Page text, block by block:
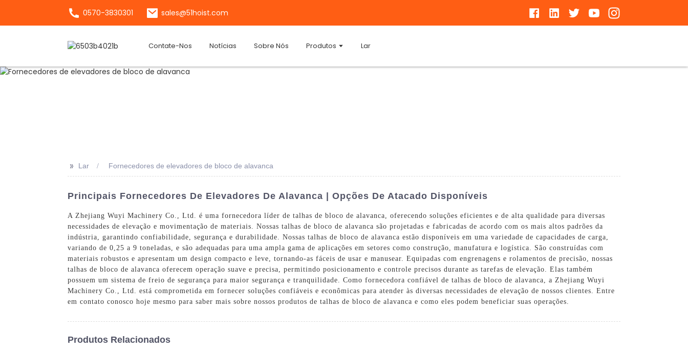
0570-3830301 sales@51hoist.com
Contate-Nos Notícias Sobre Nós Produtos Lar
>> Lar Fornecedores de elevadores de bloco de alavanca
Principais Fornecedores De Elevadores De Alavanca | Opções De Atacado Disponíveis
A Zhejiang Wuyi Machinery Co., Ltd. é uma fornecedora líder de talhas de bloco de alavanca, oferecendo soluções eficientes e de alta qualidade para diversas
necessidades de elevação e movimentação de materiais. Nossas talhas de bloco de alavanca são projetadas e fabricadas de acordo com os mais altos padrões da
indústria, garantindo confiabilidade, segurança e durabilidade. Nossas talhas de bloco de alavanca estão disponíveis em uma variedade de capacidades de carga,
variando de 0,25 a 9 toneladas, e são adequadas para uma ampla gama de aplicações em setores como construção, manufatura e logística. São construídas com
materiais robustos e apresentam um design compacto e leve, tornando-as fáceis de usar e manusear. Equipadas com engrenagens e rolamentos de precisão, nossas
talhas de bloco de alavanca oferecem operação suave e precisa, permitindo posicionamento e controle precisos durante as tarefas de elevação. Elas também
possuem um sistema de freio de segurança para maior segurança e tranquilidade. Como fornecedora confiável de talhas de bloco de alavanca, a Zhejiang Wuyi
Machinery Co., Ltd. está comprometida em fornecer soluções confiáveis ​​e econômicas para atender às diversas necessidades de elevação de nossos clientes. Entre
em contato conosco hoje mesmo para saber mais sobre nossos produtos de talhas de bloco de alavanca e como eles podem beneficiar suas operações.
Produtos Relacionados